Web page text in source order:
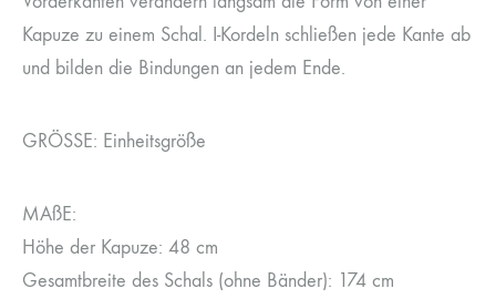
Kapuze zu einem Schal. I-Kordeln schließen jede Kante ab
und bilden die Bindungen an jedem Ende.
GRÖSSE: Einheitsgröße
MAßE:
Höhe der Kapuze: 48 cm
Gesamtbreite des Schals (ohne Bänder): 174 cm